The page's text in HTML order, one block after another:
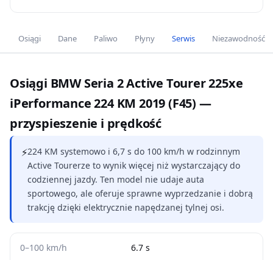
Osiągi Dane Paliwo Płyny Serwis Niezawodność
Osiągi BMW Seria 2 Active Tourer 225xe
iPerformance 224 KM 2019 (F45) —
przyspieszenie i prędkość
⚡224 KM systemowo i 6,7 s do 100 km/h w rodzinnym
Active Tourerze to wynik więcej niż wystarczający do
codziennej jazdy. Ten model nie udaje auta
sportowego, ale oferuje sprawne wyprzedzanie i dobrą
trakcję dzięki elektrycznie napędzanej tylnej osi.
0–100 km/h 6.7 s